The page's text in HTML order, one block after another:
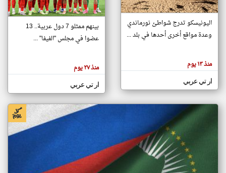
تغيير الدولة
اخبار جزر القمر على مدار الساعة
أهم اخبار جزر القمر العاجلة والمباشرة
هنا عن
وجهة
كاتبيها.
اليونيسكو تدرج شواطئ نورماندي
وعدة مواقع أخرى أحدها في بلد ...
منذ ١٣ يوم
ار تي عربي
بينهم ممثلو 7 دول عربية.. 13
عضوا في مجلس "الفيفا" ...
منذ ٢٧ يوم
ار تي عربي
klyoum.com